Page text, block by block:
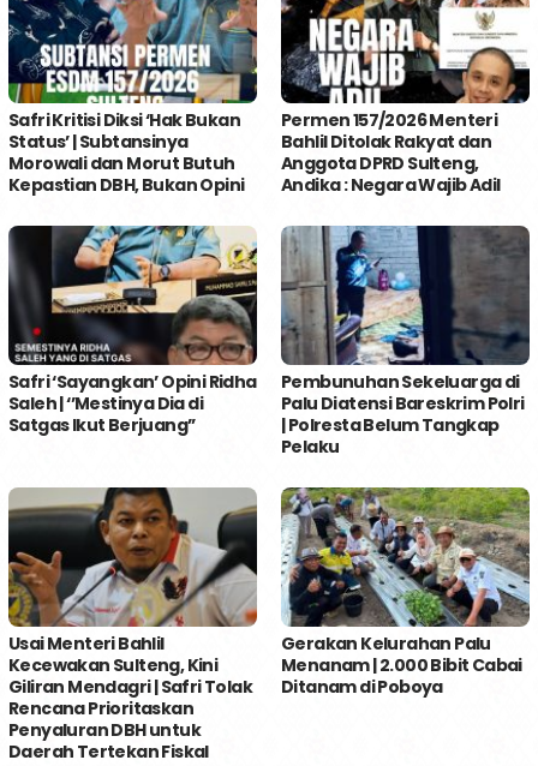
Safri Kritisi Diksi ‘Hak Bukan
Status’ | Subtansinya
Morowali dan Morut Butuh
Kepastian DBH, Bukan Opini
Permen 157/2026 Menteri
Bahlil Ditolak Rakyat dan
Anggota DPRD Sulteng,
Andika : Negara Wajib Adil
Safri ‘Sayangkan’ Opini Ridha
Saleh | ‘’Mestinya Dia di
Satgas Ikut Berjuang’’
Pembunuhan Sekeluarga di
Palu Diatensi Bareskrim Polri
| Polresta Belum Tangkap
Pelaku
Usai Menteri Bahlil
Kecewakan Sulteng, Kini
Giliran Mendagri | Safri Tolak
Rencana Prioritaskan
Penyaluran DBH untuk
Daerah Tertekan Fiskal
Gerakan Kelurahan Palu
Menanam | 2.000 Bibit Cabai
Ditanam di Poboya